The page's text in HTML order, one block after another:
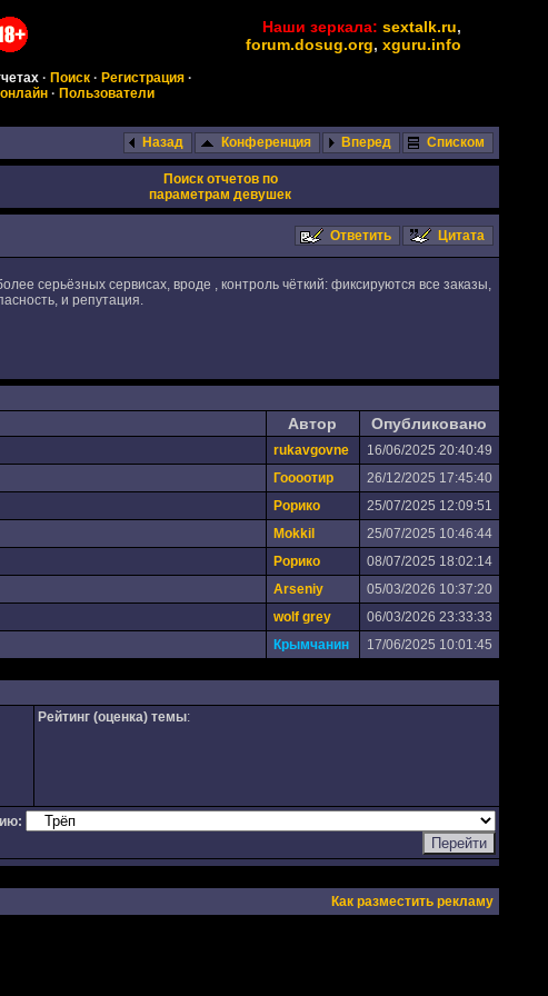
Наши зеркала: sextalk.ru,
forum.dosug.org, xguru.info
· Поиск· Регистрация·
онлайн · Пользователи
Назад Конференция Вперед Списком
Поиск отчетов по
параметрам девушек
Ответить Цитата
серьёзных сервисах, вроде , контроль чёткий: фиксируются все заказы,
и репутация.
Автор Опубликовано
rukavgovne
16/06/2025 20:40:49
Гоооотир
26/12/2025 17:45:40
Рорико
25/07/2025 12:09:51
Mokkil
25/07/2025 10:46:44
Рорико
08/07/2025 18:02:14
Arseniy
05/03/2026 10:37:20
wolf grey
06/03/2026 23:33:33
Крымчанин 17/06/2025 10:01:45
Рейтинг (оценка) темы:
Как разместить рекламу